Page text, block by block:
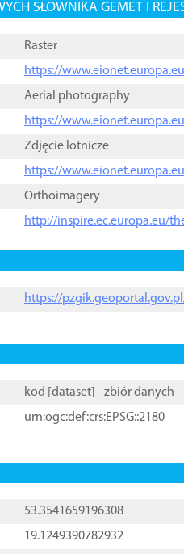
SŁOWNIKA GEMET I
Raster
https://
Aerial photography
https://
Zdjęcie lotnicze
https://
Orthoimagery
http://inspire.ec.europa.eu/
https://
kod [ dataset ] - zbiór danych
urn:ogc:def:crs:EPSG::2180
53.3541659196308
19.1249390782932